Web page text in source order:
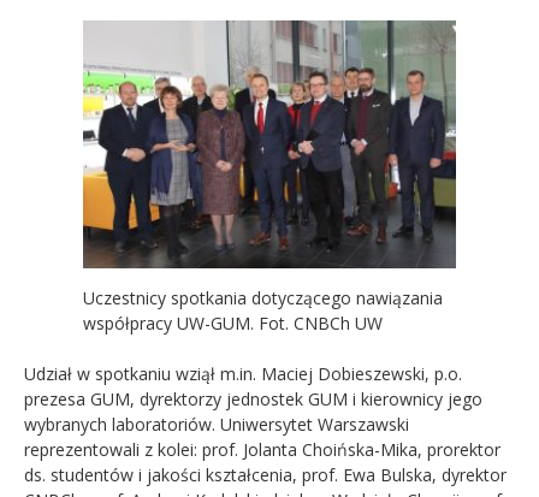
Uczestnicy spotkania dotyczącego nawiązania
współpracy UW-GUM. Fot. CNBCh UW
Udział w spotkaniu wziął m.in. Maciej Dobieszewski, p.o.
prezesa GUM, dyrektorzy jednostek GUM i kierownicy jego
wybranych laboratoriów. Uniwersytet Warszawski
reprezentowali z kolei: prof. Jolanta Choińska-Mika, prorektor
ds. studentów i jakości kształcenia, prof. Ewa Bulska, dyrektor